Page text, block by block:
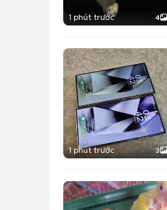
1 phút trước 4
1 phút trước 3